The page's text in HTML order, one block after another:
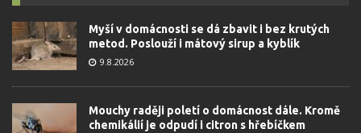
Myší v domácnosti se dá zbavit i bez krutých
metod. Poslouží i mátový sirup a kyblík
9.8.2026
Mouchy raději poletí o domácnost dále. Kromě
chemikálií je odpudí i citron s hřebíčkem